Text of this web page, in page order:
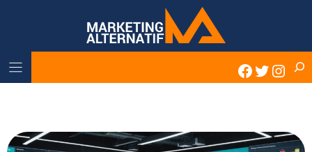
Twitter